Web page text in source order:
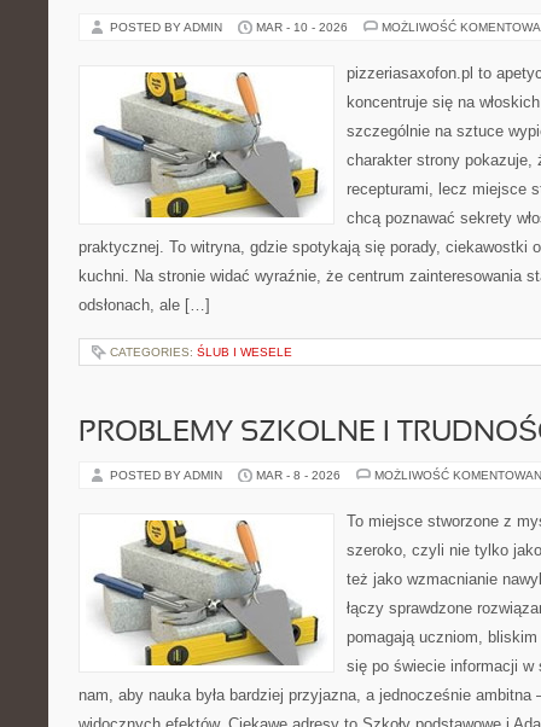
POSTED BY ADMIN MAR - 10 - 2026 MOŻLIWOŚĆ
pizzeriasaxofon.pl to
koncentruje się na
szczególnie na sztuce
charakter strony
recepturami, lecz miejsce
chcą poznawać sekrety
praktycznej. To witryna, gdzie spotykają się porady, ciekawostki
kuchni. Na stronie widać wyraźnie, że centrum zainteresowania
odsłonach, ale […]
CATEGORIES: ŚLUB I WESELE
PROBLEMY SZKOLNE I
POSTED BY ADMIN MAR - 8 - 2026 MOŻLIWOŚĆ
To miejsce stworzone z
szeroko, czyli nie tylko
też jako wzmacnianie
łączy sprawdzone
pomagają uczniom,
się po świecie informacji w
nam, aby nauka była bardziej przyjazna, a jednocześnie ambitna